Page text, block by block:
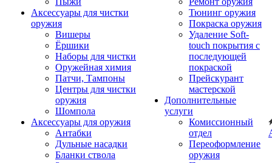
Аксессуары для чистки
оружия
Вишеры
Ёршики
Наборы для чистки
Оружейная химия
Патчи, Тампоны
Центры для чистки
оружия
Шомпола
Аксессуары для оружия
Антабки
Дульные насадки
Бланки ствола
Тюнинг оружия
Покраска оружия
Удаление Soft-
touch покрытия с
последующей
покраской
Прейскурант
мастерской
Дополнительные
услуги
Комиссионный
отдел
Переоформление
оружия